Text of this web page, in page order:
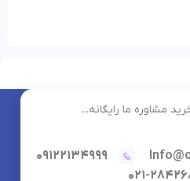
مشاوره ما رایگانه...
09122134999
021-